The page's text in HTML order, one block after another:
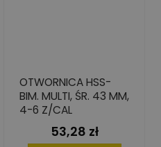
OTWORNICA HSS-
BIM. MULTI, ŚR. 43 MM,
4-6 Z/CAL
Cena
53,28 zł